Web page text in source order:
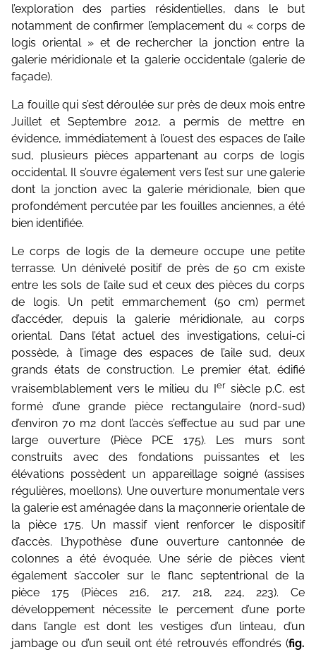
l’exploration des parties résidentielles, dans le but
notamment de confirmer l’emplacement du « corps de
logis oriental » et de rechercher la jonction entre la
galerie méridionale et la galerie occidentale (galerie de
façade).
La fouille qui s’est déroulée sur près de deux mois entre
Juillet et Septembre 2012, a permis de mettre en
évidence, immédiatement à l’ouest des espaces de l’aile
sud, plusieurs pièces appartenant au corps de logis
occidental. Il s’ouvre également vers l’est sur une galerie
dont la jonction avec la gale­rie méridionale, bien que
profondément percutée par les fouilles anciennes, a été
bien identifiée.
Le corps de logis de la demeure occupe une petite
terrasse. Un dénivelé positif de près de 50 cm existe
entre les sols de l’aile sud et ceux des pièces du corps
de logis. Un petit emmarchement (50 cm) permet
d’accéder, depuis la galerie méridionale, au corps
oriental. Dans l’état actuel des investiga­tions, celui-ci
possède, à l’image des espaces de l’aile sud, deux
grands états de construction. Le premier état, édifié
vraisemblablement vers le milieu du I er siècle p.C. est
formé d’une grande pièce rectangulaire (nord-sud)
d’environ 70 m2 dont l’accès s’effectue au sud par une
large ouverture (Pièce PCE 175). Les murs sont
construits avec des fondations puissantes et les
élévations possèdent un appareillage soigné (assises
régulières, moel­lons). Une ouverture monumentale vers
la galerie est aménagée dans la maçonnerie orientale de
la pièce 175. Un massif vient renforcer le dispositif
d’accès. L’hypothèse d’une ouverture cantonnée de
colonnes a été évoquée. Une série de pièces vient
également s’accoler sur le flanc septentrional de la
pièce 175 (Pièces 216, 217, 218, 224, 223). Ce
développement nécessite le percement d’une porte
dans l’angle est dont les vestiges d’un linteau, d’un
jambage ou d’un seuil ont été retrouvés effondrés (fig.